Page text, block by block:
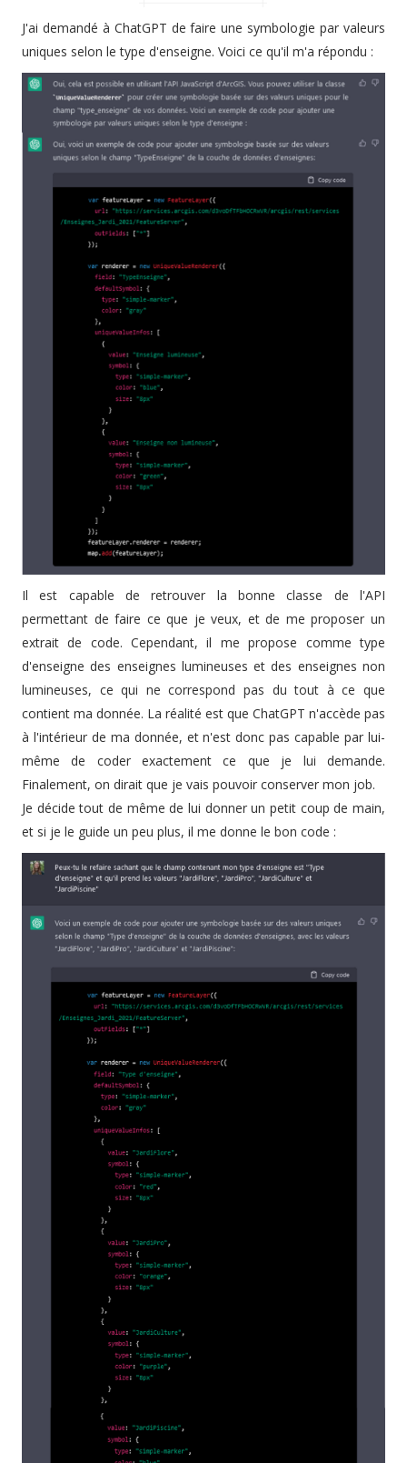
J'ai demandé à ChatGPT de faire une symbologie par valeurs
uniques selon le type d'enseigne. Voici ce qu'il m'a répondu :
Il est capable de retrouver la bonne classe de l'API
permettant de faire ce que je veux, et de me proposer un
extrait de code. Cependant, il me propose comme type
d'enseigne des enseignes lumineuses et des enseignes non
lumineuses, ce qui ne correspond pas du tout à ce que
contient ma donnée. La réalité est que ChatGPT n'accède pas
à l'intérieur de ma donnée, et n'est donc pas capable par lui-
même de coder exactement ce que je lui demande.
Finalement, on dirait que je vais pouvoir conserver mon job.
Je décide tout de même de lui donner un petit coup de main,
et si je le guide un peu plus, il me donne le bon code :